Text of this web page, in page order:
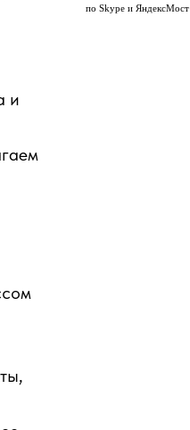
и
по Skype и ЯндексМост